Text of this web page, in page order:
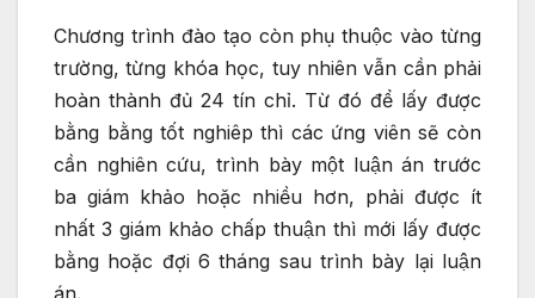
Chương trình đào tạo còn phụ thuộc vào từng
trường, từng khóa học, tuy nhiên vẫn cần phải
hoàn thành đủ 24 tín chỉ. Từ đó để lấy được
bằng bằng tốt nghiêp thì các ứng viên sẽ còn
cần nghiên cứu, trình bày một luận án trước
ba giám khảo hoặc nhiều hơn, phải được ít
nhất 3 giám khảo chấp thuận thì mới lấy được
bằng hoặc đợi 6 tháng sau trình bày lại luận